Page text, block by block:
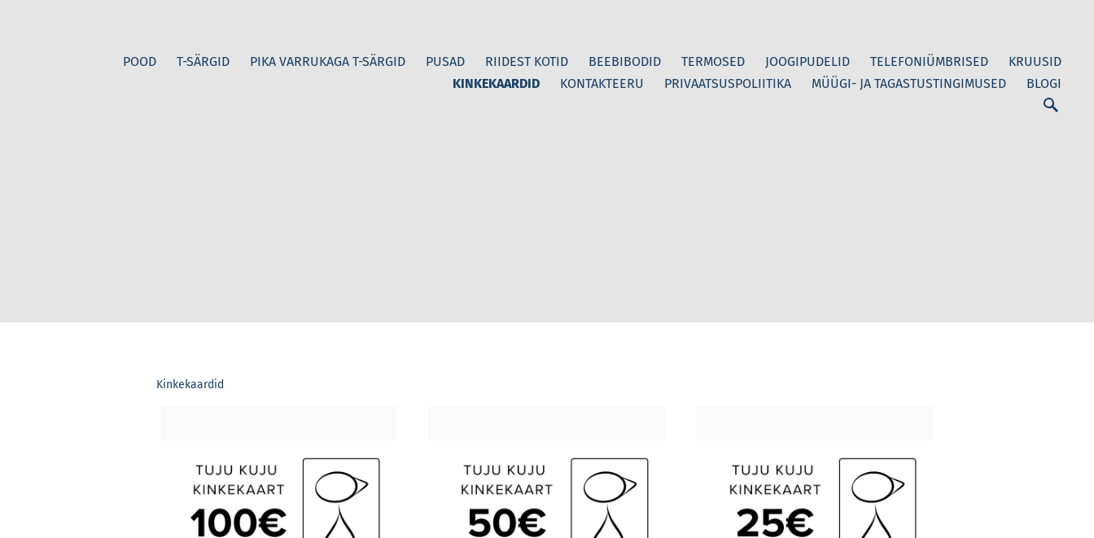
POOD T-SÄRGID PIKA VARRUKAGA T-SÄRGID PUSAD RIIDEST KOTID BEEBIBODID TERMOSED JOOGIPUDELID TELEFONIÜMBRISED
KRUUSID
KINKEKAARDID
KONTAKTEERU PRIVAATSUSPOLIITIKA MÜÜGI- JA TAGASTUSTINGIMUSED BLOGI
Kinkekaardid